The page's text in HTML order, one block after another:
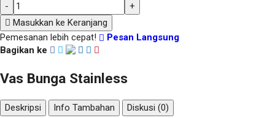
-
+
Masukkan ke Keranjang
Pemesanan lebih cepat!
Pesan Langsung
Bagikan ke
Vas Bunga Stainless
Deskripsi Info Tambahan Diskusi (0)